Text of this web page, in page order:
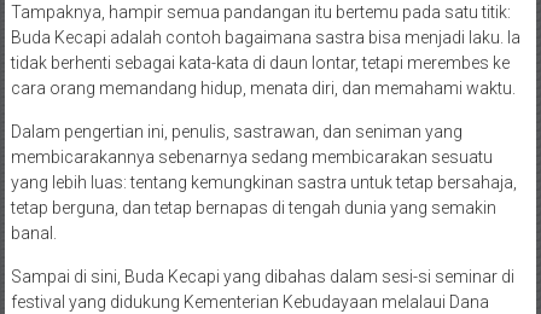
Tampaknya, hampir semua pandangan itu bertemu pada satu titik:
Buda Kecapi adalah contoh bagaimana sastra bisa menjadi laku. Ia
tidak berhenti sebagai kata-kata di daun lontar, tetapi merembes ke
cara orang memandang hidup, menata diri, dan memahami waktu.
Dalam pengertian ini, penulis, sastrawan, dan seniman yang
membicarakannya sebenarnya sedang membicarakan sesuatu
yang lebih luas: tentang kemungkinan sastra untuk tetap bersahaja,
tetap berguna, dan tetap bernapas di tengah dunia yang semakin
banal.
Sampai di sini, Buda Kecapi yang dibahas dalam sesi-si seminar di
festival yang didukung Kementerian Kebudayaan melalaui Dana